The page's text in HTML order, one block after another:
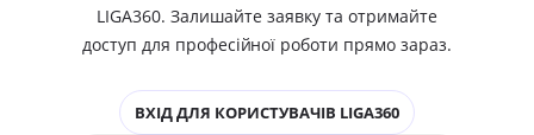
LIGA360. Залишайте заявку та отримайте
доступ для професійної роботи прямо зараз.
ВХІД ДЛЯ КОРИСТУВАЧІВ LIGA360